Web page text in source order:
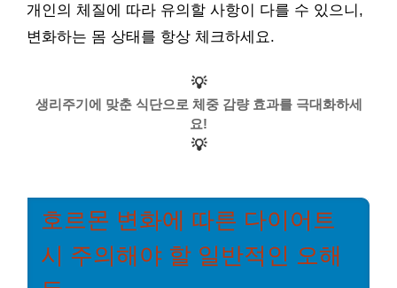
개인의 체질에 따라 유의할 사항이 다를 수 있으니,
변화하는 몸 상태를 항상 체크하세요.
💡
생리주기에 맞춘 식단으로 체중 감량 효과를 극대화하세
요!
💡
호르몬 변화에 따른 다이어트
시 주의해야 할 일반적인 오해